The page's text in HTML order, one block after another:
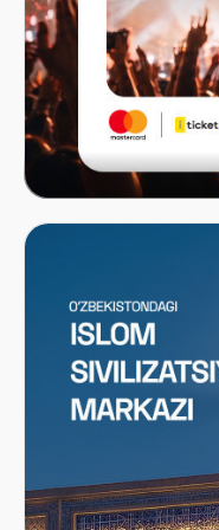
Mastercard x ITICKET.UZ